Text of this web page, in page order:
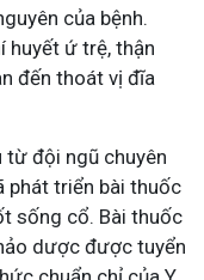
của bệnh.
huyết ứ trệ, thận
đến thoát vị đĩa
đội ngũ chuyên
phát triển bài thuốc
sống cổ. Bài thuốc
dược được tuyển